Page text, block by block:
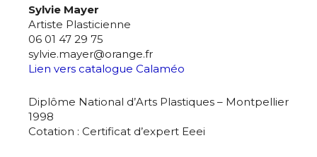
Sylvie Mayer
Artiste Plasticienne
06 01 47 29 75
sylvie.mayer@orange.fr
Lien vers catalogue Calaméo
Diplôme National d’Arts Plastiques – Montpellier
1998
Cotation : Certificat d’expert Eeei